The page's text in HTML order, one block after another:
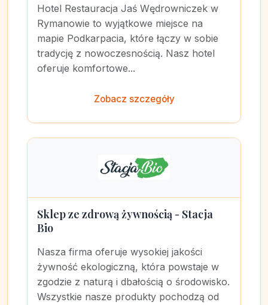
Hotel Restauracja Jaś Wędrowniczek w
Rymanowie to wyjątkowe miejsce na
mapie Podkarpacia, które łączy w sobie
tradycję z nowoczesnością. Nasz hotel
oferuje komfortowe...
Zobacz szczegóły
Sklep ze zdrową żywnością - Stacja
Bio
Nasza firma oferuje wysokiej jakości
żywność ekologiczną, która powstaje w
zgodzie z naturą i dbałością o środowisko.
Wszystkie nasze produkty pochodzą od